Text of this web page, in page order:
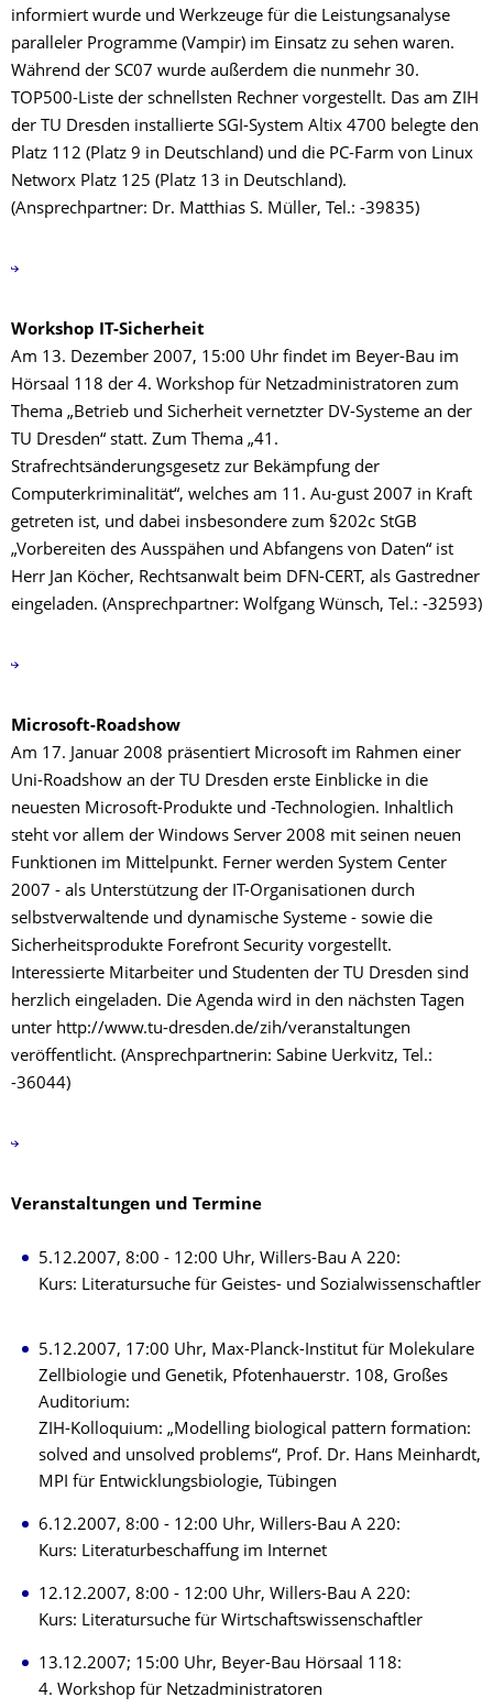
informiert wurde und Werkzeuge für die Leistungsanalyse
paralleler Programme (Vampir) im Einsatz zu sehen waren.
Während der SC07 wurde außerdem die nunmehr 30.
TOP500-Liste der schnellsten Rechner vorgestellt. Das am ZIH
der TU Dresden installierte SGI-System Altix 4700 belegte den
Platz 112 (Platz 9 in Deutschland) und die PC-Farm von Linux
Networx Platz 125 (Platz 13 in Deutschland).
(Ansprechpartner: Dr. Matthias S. Müller, Tel.: -39835)
Workshop IT-Sicherheit
Am 13. Dezember 2007, 15:00 Uhr findet im Beyer-Bau im
Hörsaal 118 der 4. Workshop für Netzadministratoren zum
Thema „Betrieb und Sicherheit vernetzter DV-Systeme an der
TU Dresden“ statt. Zum Thema „41.
Strafrechtsänderungsgesetz zur Bekämpfung der
Computerkriminalität“, welches am 11. Au-gust 2007 in Kraft
getreten ist, und dabei insbesondere zum §202c StGB
„Vorbereiten des Ausspähen und Abfangens von Daten“ ist
Herr Jan Köcher, Rechtsanwalt beim DFN-CERT, als Gastredner
eingeladen. (Ansprechpartner: Wolfgang Wünsch, Tel.: -32593)
Microsoft-Roadshow
Am 17. Januar 2008 präsentiert Microsoft im Rahmen einer
Uni-Roadshow an der TU Dresden erste Einblicke in die
neuesten Microsoft-Produkte und -Technologien. Inhaltlich
steht vor allem der Windows Server 2008 mit seinen neuen
Funktionen im Mittelpunkt. Ferner werden System Center
2007 - als Unterstützung der IT-Organisationen durch
selbstverwaltende und dynamische Systeme - sowie die
Sicherheitsprodukte Forefront Security vorgestellt.
Interessierte Mitarbeiter und Studenten der TU Dresden sind
herzlich eingeladen. Die Agenda wird in den nächsten Tagen
unter http://www.tu-dresden.de/zih/veranstaltungen
veröffentlicht. (Ansprechpartnerin: Sabine Uerkvitz, Tel.:
-36044)
Veranstaltungen und Termine
5.12.2007, 8:00 - 12:00 Uhr, Willers-Bau A 220:
Kurs: Literatursuche für Geistes- und Sozialwissenschaftler
5.12.2007, 17:00 Uhr, Max-Planck-Institut für Molekulare
Zellbiologie und Genetik, Pfotenhauerstr. 108, Großes
Auditorium:
ZIH-Kolloquium: „Modelling biological pattern formation:
solved and unsolved problems“, Prof. Dr. Hans Meinhardt,
MPI für Entwicklungsbiologie, Tübingen
6.12.2007, 8:00 - 12:00 Uhr, Willers-Bau A 220:
Kurs: Literaturbeschaffung im Internet
12.12.2007, 8:00 - 12:00 Uhr, Willers-Bau A 220:
Kurs: Literatursuche für Wirtschaftswissenschaftler
13.12.2007; 15:00 Uhr, Beyer-Bau Hörsaal 118:
4. Workshop für Netzadministratoren